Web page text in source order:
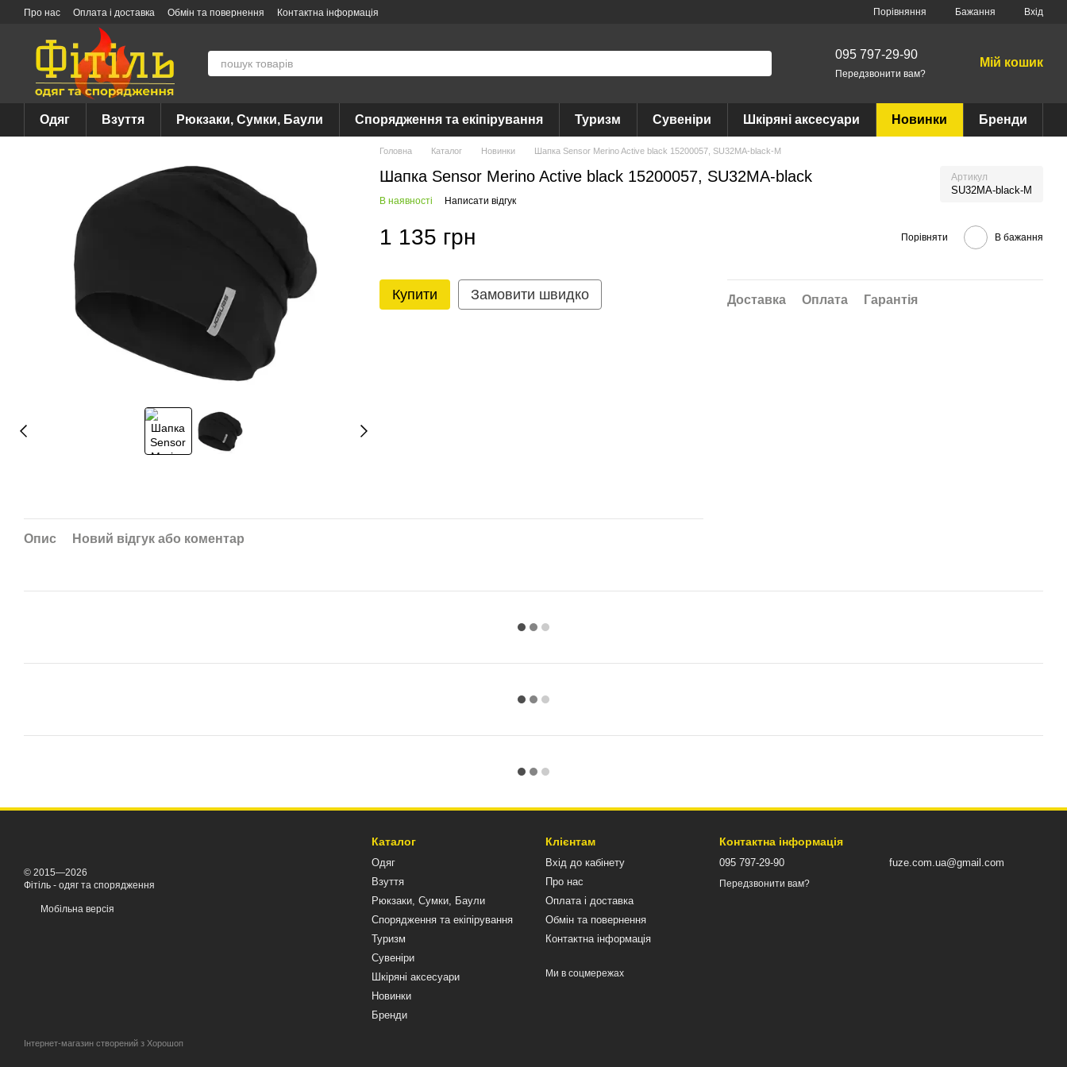
Перейти до основного контенту
Про нас Оплата і доставка Обмін та повернення Контактна інформація Порівняння Бажання Вхід
095 797-29-90
Передзвонити вам?
Мій кошик
Одяг Взуття Рюкзаки, Сумки, Баули Спорядження та екіпірування Туризм Сувеніри Шкіряні аксесуари Новинки Бренди
Головна Каталог Новинки Шапка Sensor Merino Active black 15200057, SU32MA-black-M
Шапка Sensor Merino Active black 15200057, SU32MA-black Артикул
SU32MA-black-M
В наявності Написати відгук
1 135 грн Порівняти В бажання
Купити Замовити швидко Доставка Оплата Гарантія
Опис Новий відгук або коментар
© 2015—2026
Фітіль - одяг та спорядження
Мобільна версія
Інтернет-магазин створений з Хорошоп
Каталог
Одяг
Взуття
Рюкзаки, Сумки, Баули
Спорядження та екіпірування
Туризм
Сувеніри
Шкіряні аксесуари
Новинки
Бренди
Клієнтам
Вхід до кабінету
Про нас
Оплата і доставка
Обмін та повернення
Контактна інформація
Ми в соцмережах
Контактна інформація
095 797-29-90
Передзвонити вам?
fuze.com.ua@gmail.com